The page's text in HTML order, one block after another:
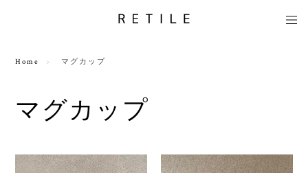
Home マグカップ
マグカップ